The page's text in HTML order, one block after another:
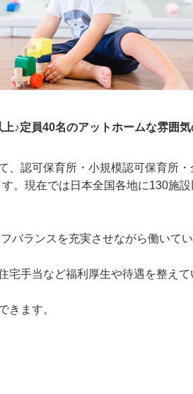
上♪定員40名のアットホームな雰囲
認可保育所・小規模認可保育所
。現在では日本全国各地に130施
バランスを充実させながら働いて
手当など福利厚生や待遇を整え
きます。